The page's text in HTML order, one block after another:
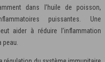
dans l’huile de poisson,
puissantes. Une
aider à réduire l’inflammation